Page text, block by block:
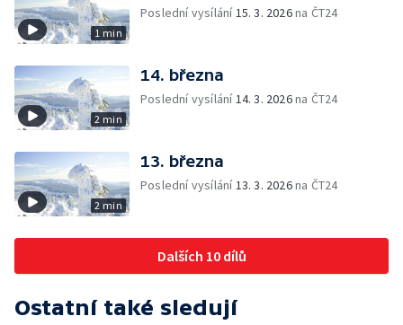
1 min
Poslední vysílání15. 3. 2026na ČT24
2 min
14. března
Poslední vysílání14. 3. 2026na ČT24
2 min
13. března
Poslední vysílání13. 3. 2026na ČT24
Dalších 10 dílů
Ostatní také sledují